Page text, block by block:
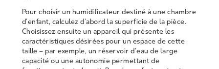
Pour choisir un humidificateur destiné à une chambre
d’enfant, calculez d’abord la superficie de la pièce.
Choisissez ensuite un appareil qui présente les
caractéristiques désirées pour un espace de cette
taille – par exemple, un réservoir d’eau de large
capacité ou une autonomie permettant de